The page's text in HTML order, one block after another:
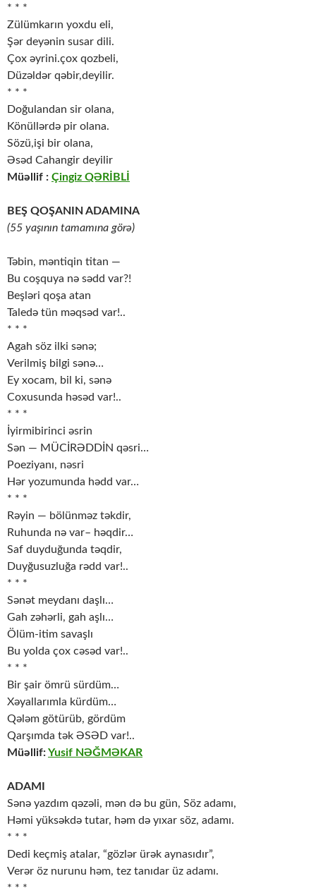
* * *
Zülümkarın yoxdu eli,
Şər deyənin susar dili.
Çox əyrini.çox qozbeli,
Düzəldər qəbir,deyilir.
* * *
Doğulandan sir olana,
Könüllərdə pir olana.
Sözü,işi bir olana,
Əsəd Cahangir deyilir
Müəllif : Çingiz QƏRİBLİ
BEŞ QOŞANIN ADAMINA
(55 yaşının tamamına görə)
Təbin, məntiqin titan —
Bu coşquya nə sədd var?!
Beşləri qoşa atan
Taledə tün məqsəd var!..
* * *
Agah söz ilki sənə;
Verilmiş bilgi sənə…
Ey xocam, bil ki, sənə
Coxusunda həsəd var!..
* * *
İyirmibirinci əsrin
Sən — MÜCİRƏDDİN qəsri…
Poeziyanı, nəsri
Hər yozumunda hədd var…
* * *
Rəyin — bölünməz təkdir,
Ruhunda nə var– həqdir…
Saf duyduğunda təqdir,
Duyğusuzluğa rədd var!..
* * *
Sənət meydanı daşlı…
Gah zəhərli, gah aşlı…
Ölüm-itim savaşlı
Bu yolda çox cəsəd var!..
* * *
Bir şair ömrü sürdüm…
Xəyallarımla kürdüm…
Qələm götürüb, gördüm
Qarşımda tək ƏSƏD var!..
Müəllif:Yusif NƏĞMƏKAR
ADAMI
Sənə yazdım qəzəli, mən də bu gün, Söz adamı,
Həmi yüksəkdə tutar, həm də yıxar söz, adamı.
* * *
Dedi keçmiş atalar, “gözlər ürək aynasıdır”,
Verər öz nurunu həm, tez tanıdar üz adamı.